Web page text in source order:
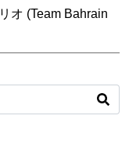
オ (Team Bahrain